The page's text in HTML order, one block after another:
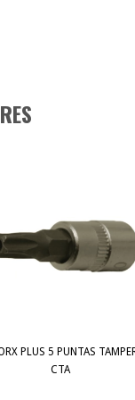
PLUS 5 PUNTAS
CTA